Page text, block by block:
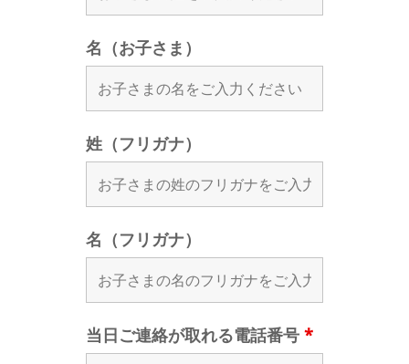
名（お子さま）
姓（フリガナ）
名（フリガナ）
当日ご連絡が取れる電話番号 *